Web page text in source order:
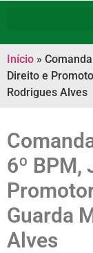
Início »
Direito e
Rodrigues Alves
6º BPM,
Guarda
Alves